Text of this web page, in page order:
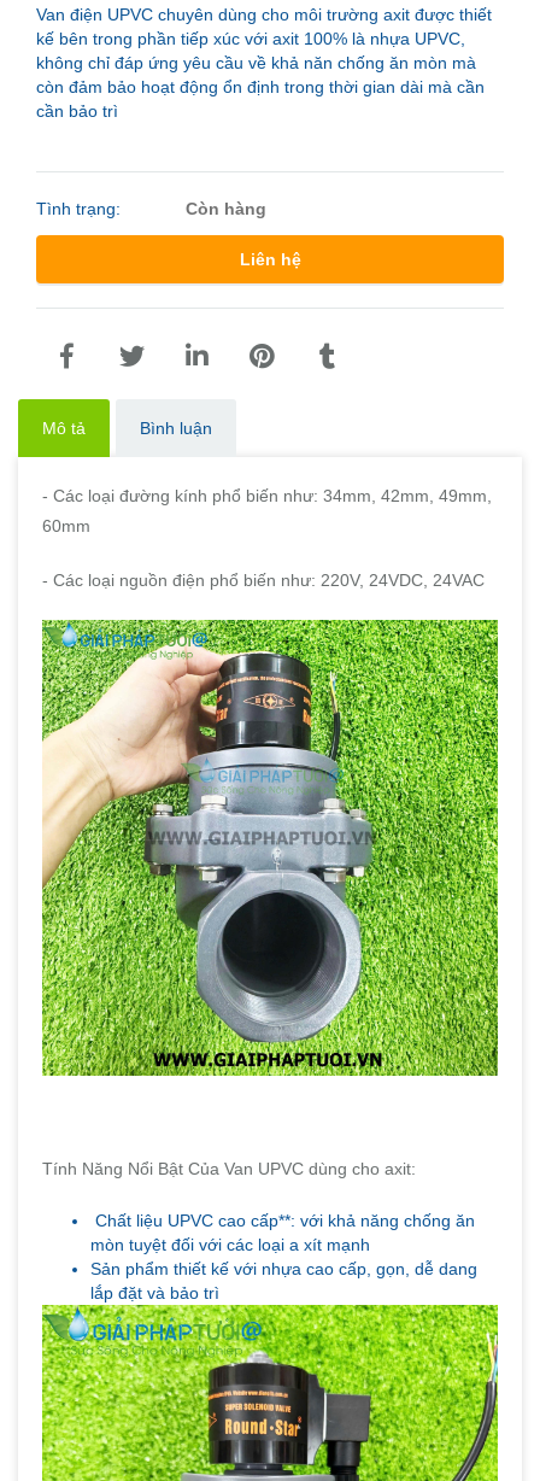
Van điện UPVC chuyên dùng cho môi trường axit được thiết
kế bên trong phần tiếp xúc với axit 100% là nhựa UPVC,
không chỉ đáp ứng yêu cầu về khả năn chống ăn mòn mà
còn đảm bảo hoạt động ổn định trong thời gian dài mà cần
cần bảo trì
Tình trạng: Còn hàng
Liên hệ
Mô tả Bình luận
- Các loại đường kính phổ biến như: 34mm, 42mm, 49mm,
60mm
- Các loại nguồn điện phổ biến như: 220V, 24VDC, 24VAC
Tính Năng Nổi Bật Của Van UPVC dùng cho axit:
Chất liệu UPVC cao cấp**: với khả năng chống ăn
mòn tuyệt đối với các loại a xít mạnh
Sản phẩm thiết kế với nhựa cao cấp, gọn, dễ dang
lắp đặt và bảo trì